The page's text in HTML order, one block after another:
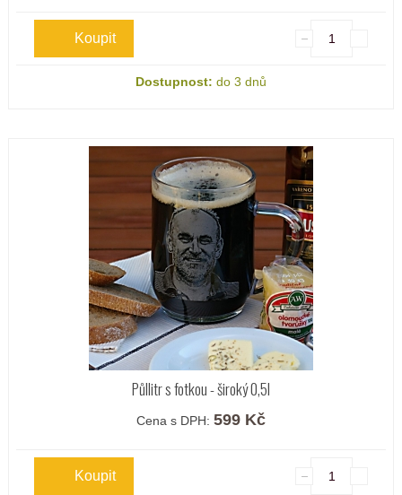
Dostupnost: do 3 dnů
Půllitr s fotkou - široký 0,5l
Cena s DPH: 599 Kč